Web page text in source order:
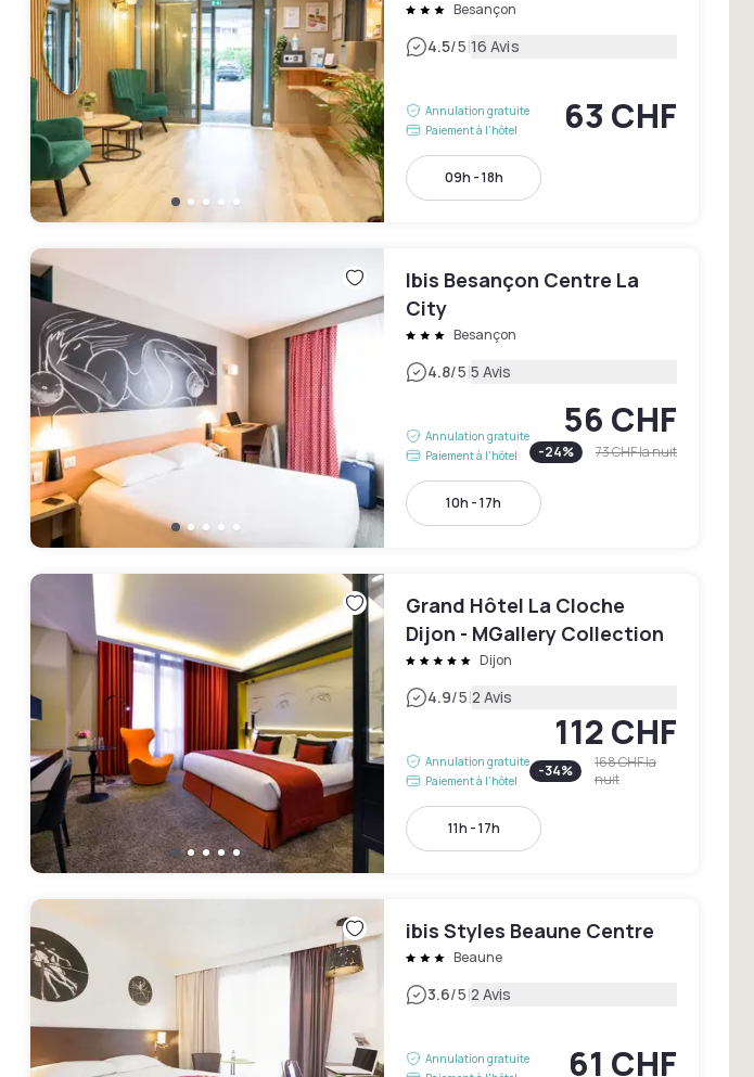
Besançon
4.5/5|16 Avis
Annulation gratuite
Paiement à l'hôtel
63 CHF
09h - 18h
Ibis Besançon Centre La
City
Besançon
4.8/5|5 Avis
Annulation gratuite
Paiement à l'hôtel
56 CHF
-24% 73 CHFla nuit
10h - 17h
Grand Hôtel La Cloche
Dijon - MGallery Collection
Dijon
4.9/5|2 Avis
Annulation gratuite
Paiement à l'hôtel
112 CHF
-34% 168 CHFla
nuit
11h - 17h
ibis Styles Beaune Centre
Beaune
3.6/5|2 Avis
Annulation gratuite
61 CHF